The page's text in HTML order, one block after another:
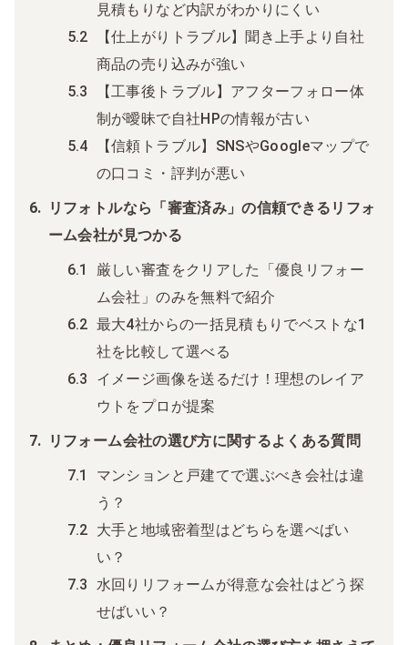
見積もりなど内訳がわかりにくい
【仕上がりトラブル】聞き上手より自社
商品の売り込みが強い
【工事後トラブル】アフターフォロー体
制が曖昧で自社HPの情報が古い
【信頼トラブル】SNSやGoogleマップで
の口コミ・評判が悪い
リフォトルなら「審査済み」の信頼できるリフォ
ーム会社が見つかる
厳しい審査をクリアした「優良リフォー
ム会社」のみを無料で紹介
最大4社からの一括見積もりでベストな1
社を比較して選べる
イメージ画像を送るだけ！理想のレイア
ウトをプロが提案
リフォーム会社の選び方に関するよくある質問
マンションと戸建てで選ぶべき会社は違
う？
大手と地域密着型はどちらを選べばい
い？
水回りリフォームが得意な会社はどう探
せばいい？